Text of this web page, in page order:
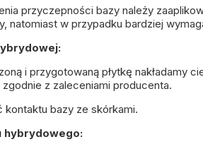
przyczepności bazy należy
, natomiast w przypadku bardziej
i przygotowaną płytkę nakładamy
z zaleceniami producenta.
kontaktu bazy ze skórkami.
hybrydowego: